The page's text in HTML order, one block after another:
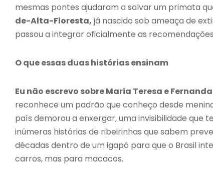
mesmas pontes ajudaram a salvar um primata
de-Alta-Floresta, já nascido sob ameaça de
passou a integrar oficialmente as
O que essas duas histórias ensinam
Eu não escrevo sobre Maria Teresa e
reconhece um padrão que conheço desde
país demorou a enxergar, uma invisibilidade que
inúmeras histórias de ribeirinhas que sabem
décadas dentro de um igapó para que o Brasil
carros, mas para macacos.